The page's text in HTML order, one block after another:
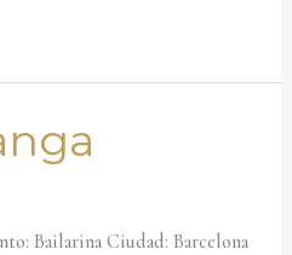
Bailarina Ciudad: Barcelona